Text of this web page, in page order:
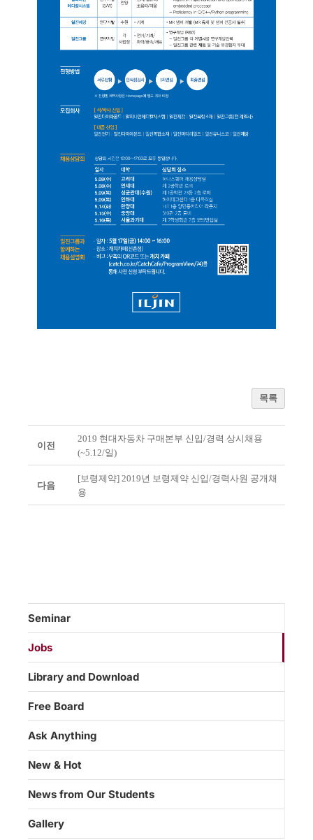
목록
이전
2019 현대자동차 구매본부 신입/경력 상시채용
(~5.12/일)
다음
[보령제약] 2019년 보령제약 신입/경력사원 공개채
용
Seminar
Jobs
Library and Download
Free Board
Ask Anything
New & Hot
News from Our Students
Gallery